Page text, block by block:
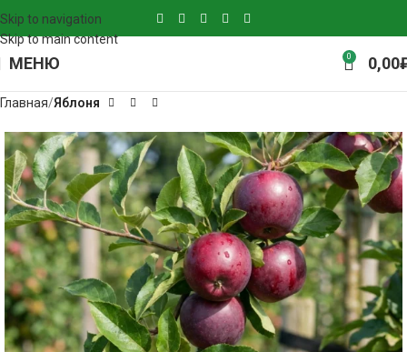
Skip to navigation
Skip to main content
МЕНЮ 0 0,00
Главная Яблоня